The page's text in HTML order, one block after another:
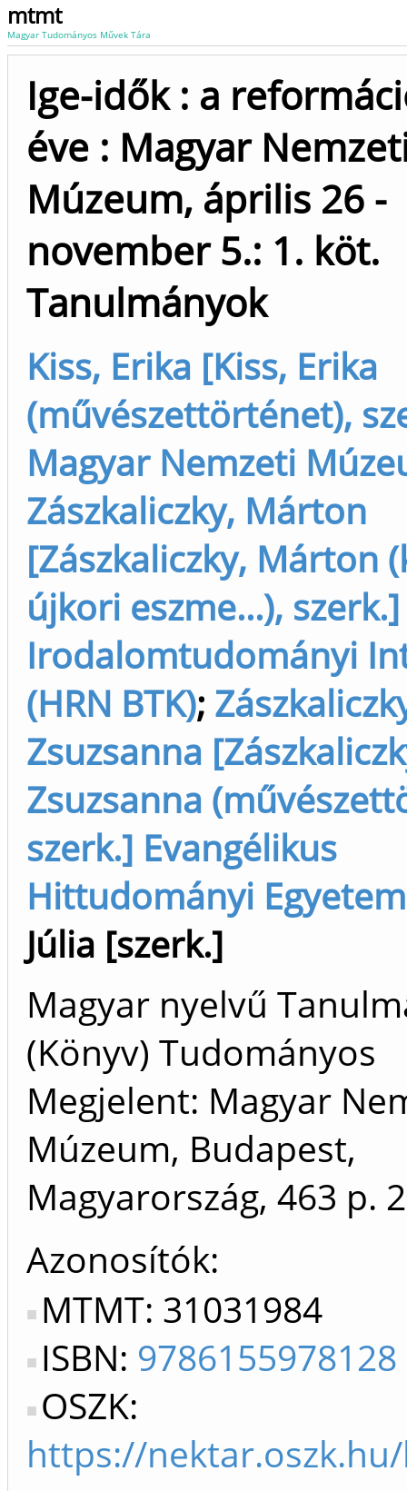
mtmt
Magyar Tudományos Művek Tára
Ige-idők : a
éve : Magyar
Múzeum, április 26 -
november 5.: 1. köt.
Tanulmányok
Kiss, Erika [Kiss, Erika
(művészettörténet),
Magyar Nemzeti
Zászkaliczky, Márton
[Zászkaliczky, Márton
újkori eszme...), szerk.]
Irodalomtudományi
(HRN BTK);
Zsuzsanna
Zsuzsanna
szerk.] Evangélikus
Hittudományi Egyetem
Júlia [szerk.]
Magyar nyelvű
(Könyv) Tudományos
Megjelent: Magyar
Múzeum, Budapest,
Magyarország, 463 p.
Azonosítók
MTMT: 31031984
ISBN: 9786155978128
OSZK:
https://